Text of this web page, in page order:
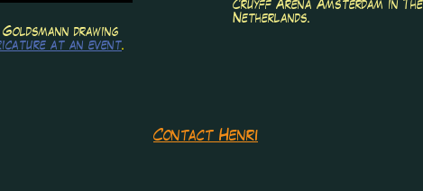
Cruyff Arena Amsterdam in The
Netherlands.
drawing
at an event .
Contact Henri